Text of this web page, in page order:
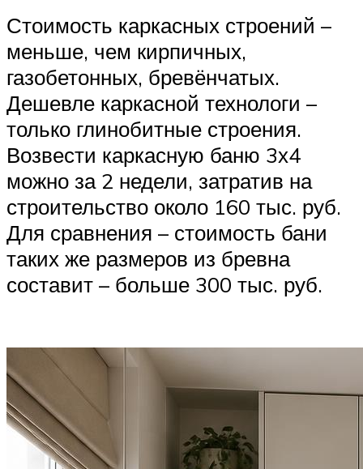
Стоимость каркасных строений –
меньше, чем кирпичных,
газобетонных, бревёнчатых.
Дешевле каркасной технологи –
только глинобитные строения.
Возвести каркасную баню 3х4
можно за 2 недели, затратив на
строительство около 160 тыс. руб.
Для сравнения – стоимость бани
таких же размеров из бревна
составит – больше 300 тыс. руб.